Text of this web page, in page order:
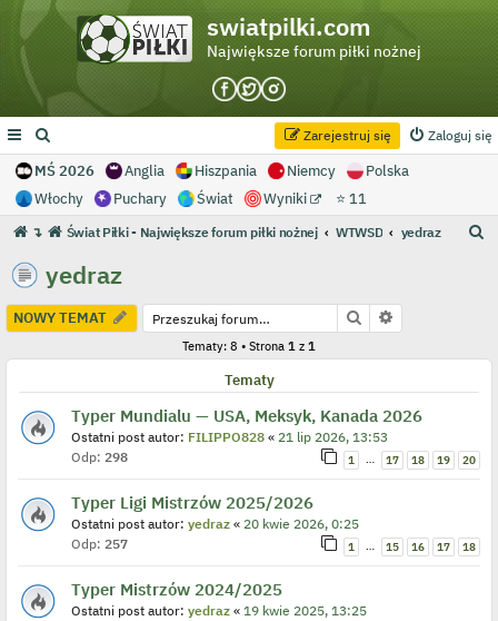
swiatpilki.com
Największe forum piłki nożnej
Zaloguj się
Zarejestruj się
MŚ 2026 Anglia Hiszpania Niemcy
Polska
Włochy
Puchary Świat Wyniki ⭐ 11
↴ Świat Piłki - Największe forum piłki nożnej WTWSD yedraz
j
yedraz
NOWY TEMAT Szukaj
Tematy: 8 • Strona 1 z 1
Tematy
Typer Mundialu — USA, Meksyk, Kanada 2026
Ostatni post autor: FILIPPO828 « 21 lip 2026, 13:53
Odp: 298 1 … 17 18 19 20
Typer Ligi Mistrzów 2025/2026
Ostatni post autor: yedraz « 20 kwie 2026, 0:25
Odp: 257 1 … 15 16 17 18
Typer Mistrzów 2024/2025
Ostatni post autor: yedraz « 19 kwie 2025, 13:25